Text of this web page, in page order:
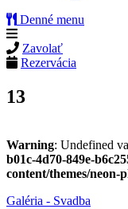
Denné menu
Zavolať
Rezervácia
13
Warning: Undefined
b01c-4d70-849e-
content/themes/neon-
Galéria - Svadba